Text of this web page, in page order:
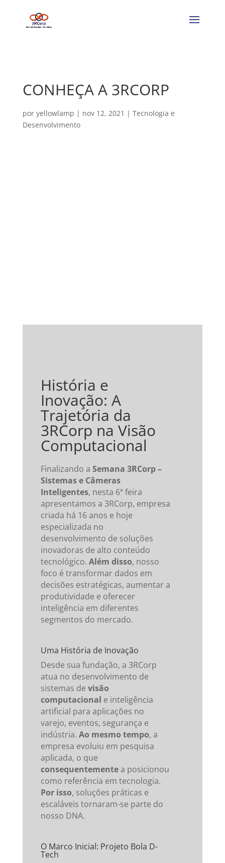
CONHEÇA A 3RCORP
por yellowlamp | nov 12, 2021 | Tecnologia e
Desenvolvimento
História e
Inovação: A
Trajetória da
3RCorp na Visão
Computacional
Finalizando a Semana 3RCorp –
Sistemas e Câmeras
Inteligentes, nesta 6ª feira
apresentamos a 3RCorp, empresa
criada há 16 anos e hoje
especializada no
desenvolvimento de soluções
inovadoras de alto conteúdo
tecnológico. Além disso, nosso
foco é transformar dados em
decisões estratégicas, aumentar a
produtividade e oferecer
inteligência em diferentes
segmentos do mercado.
Uma História de Inovação
Desde sua fundação, a 3RCorp
atua no desenvolvimento de
sistemas de visão
computacional e inteligência
artificial para aplicações no
varejo, eventos, segurança e
indústria. Ao mesmo tempo, a
empresa evoluiu em pesquisa
aplicada, o que
consequentementea posicionou
como referência em tecnologia.
Por isso, soluções práticas e
escaláveis tornaram-se parte do
nosso DNA.
O Marco Inicial: Projeto Bola D-
Tech